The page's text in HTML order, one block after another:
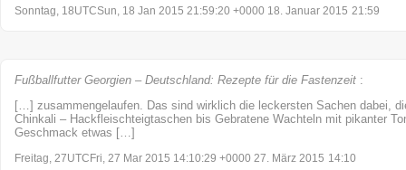
Sonntag, 18UTCSun, 18 Jan 2015 21:59:20 +0000 18. Januar 2015 21:59
Fußballfutter Georgien – Deutschland: Rezepte für die Fastenzeit :
[…] zusammengelaufen. Das sind wirklich die leckersten Sachen dabei,
Chinkali – Hackfleischteigtaschen bis Gebratene Wachteln mit pikanter
Geschmack etwas […]
Freitag, 27UTCFri, 27 Mar 2015 14:10:29 +0000 27. März 2015 14:10